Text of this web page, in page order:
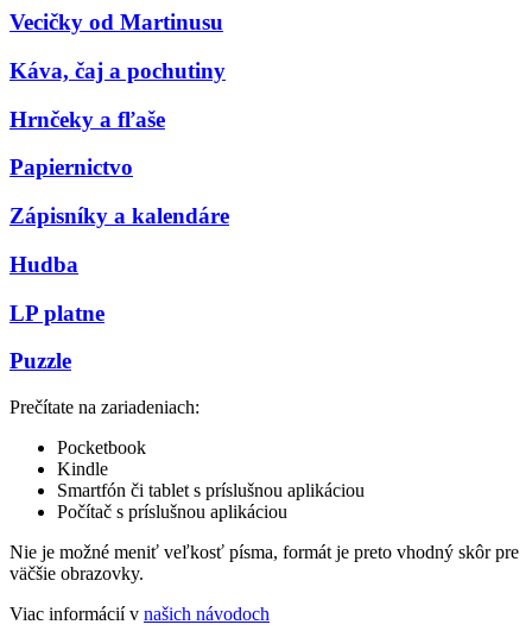
Vecičky od Martinusu
Káva, čaj a pochutiny
Hrnčeky a fľaše
Papiernictvo
Zápisníky a kalendáre
Hudba
LP platne
Puzzle
Prečítate na zariadeniach:
Pocketbook
Kindle
Smartfón či tablet s príslušnou aplikáciou
Počítač s príslušnou aplikáciou
Nie je možné meniť veľkosť písma, formát je preto vhodný skôr pre
väčšie obrazovky.
Viac informácií v našich návodoch